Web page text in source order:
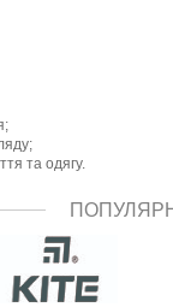
та одягу.